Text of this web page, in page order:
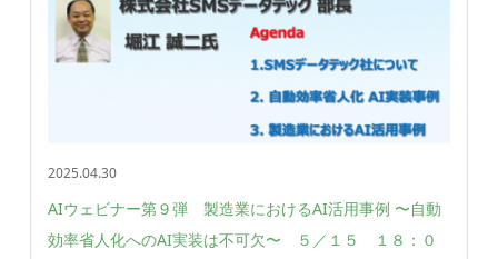
2025.04.30
AIウェビナー第９弾 製造業におけるAI活用事例 〜自動
効率省人化へのAI実装は不可欠〜 ５／１５ １８：０